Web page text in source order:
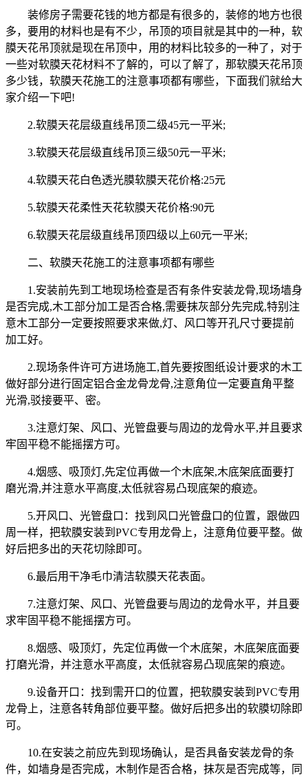
装修房子需要花钱的地方都是有很多的，装修的地方也很
多，要用的材料也是有不少，吊顶的项目就是其中的一种，软
膜天花吊顶就是现在吊顶中，用的材料比较多的一种了，对于
一些对软膜天花材料不了解的，可以了解了，那软膜天花吊顶
多少钱，软膜天花施工的注意事项都有哪些，下面我们就给大
家介绍一下吧!
2.软膜天花层级直线吊顶二级45元一平米;
3.软膜天花层级直线吊顶三级50元一平米;
4.软膜天花白色透光膜软膜天花价格:25元
5.软膜天花柔性天花软膜天花价格:90元
6.软膜天花层级直线吊顶四级以上60元一平米;
二、软膜天花施工的注意事项都有哪些
1.安装前先到工地现场检查是否有条件安装龙骨,现场墙身
是否完成,木工部分加工是否合格,需要抹灰部分先完成,特别注
意木工部分一定要按照要求来做,灯、风口等开孔尺寸要提前
加工好。
2.现场条件许可方进场施工,首先要按图纸设计要求的木工
做好部分进行固定铝合金龙骨龙骨,注意角位一定要直角平整
光滑,驳接要平、密。
3.注意灯架、风口、光管盘要与周边的龙骨水平,并且要求
牢固平稳不能摇摆方可。
4.烟感、吸顶灯,先定位再做一个木底架,木底架底面要打
磨光滑,并注意水平高度,太低就容易凸现底架的痕迹。
5.开风口、光管盘口：找到风口光管盘口的位置，跟做四
周一样，把软膜安装到PVC专用龙骨上，注意角位要平整。做
好后把多出的天花切除即可。
6.最后用干净毛巾清洁软膜天花表面。
7.注意灯架、风口、光管盘要与周边的龙骨水平，并且要
求牢固平稳不能摇摆方可。
8.烟感、吸顶灯，先定位再做一个木底架，木底架底面要
打磨光滑，并注意水平高度，太低就容易凸现底架的痕迹。
9.设备开口：找到需开口的位置，把软膜安装到PVC专用
龙骨上，注意各转角部位要平整。做好后把多出的软膜切除即
可。
10.在安装之前应先到现场确认，是否具备安装龙骨的条
件，如墙身是否完成，木制作是否合格，抹灰是否完成等，同